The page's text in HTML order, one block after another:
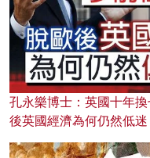
孔永樂博士：英國十年
後英國經濟為何仍然低迷